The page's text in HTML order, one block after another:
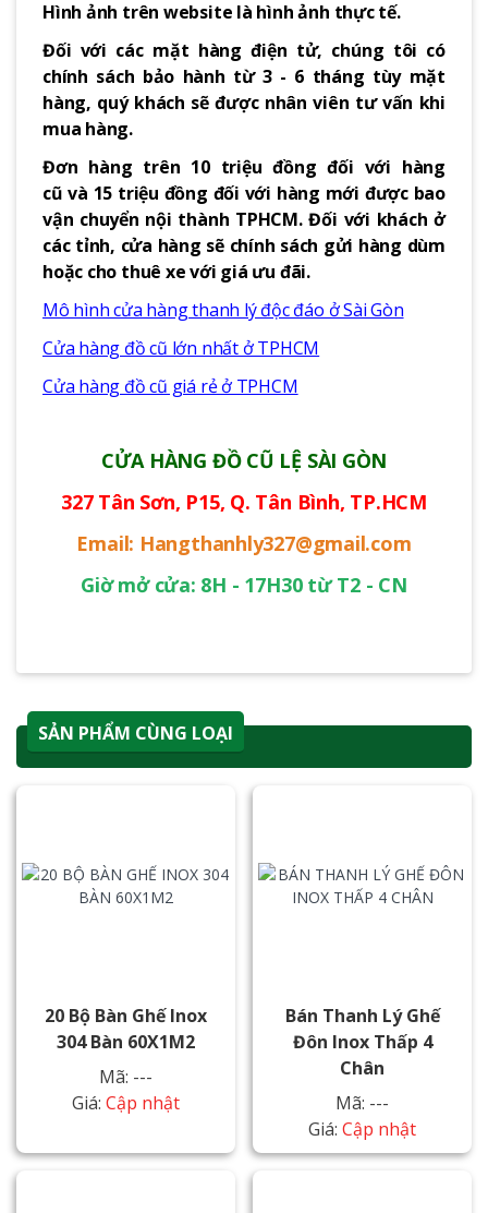
Hình ảnh trên website là hình ảnh thực tế.
Đối với các mặt hàng điện tử, chúng tôi có
chính sách bảo hành từ 3 - 6 tháng tùy mặt
hàng, quý khách sẽ được nhân viên tư vấn khi
mua hàng.
Đơn hàng trên 10 triệu đồng đối với hàng
cũ và 15 triệu đồng đối với hàng mới được bao
vận chuyển nội thành TPHCM. Đối với khách ở
các tỉnh, cửa hàng sẽ chính sách gửi hàng dùm
hoặc cho thuê xe với giá ưu đãi.
Mô hình cửa hàng thanh lý độc đáo ở Sài Gòn
Cửa hàng đồ cũ lớn nhất ở TPHCM
Cửa hàng đồ cũ giá rẻ ở TPHCM
CỬA HÀNG ĐỒ CŨ LỆ SÀI GÒN
327 Tân Sơn, P15, Q. Tân Bình, TP.HCM
Email: Hangthanhly327@gmail.com
Giờ mở cửa: 8H - 17H30 từ T2 - CN
SẢN PHẨM CÙNG LOẠI
20 Bộ Bàn Ghế Inox
304 Bàn 60X1M2
Mã: ---
Giá: Cập nhật
Bán Thanh Lý Ghế
Đôn Inox Thấp 4
Chân
Mã: ---
Giá: Cập nhật